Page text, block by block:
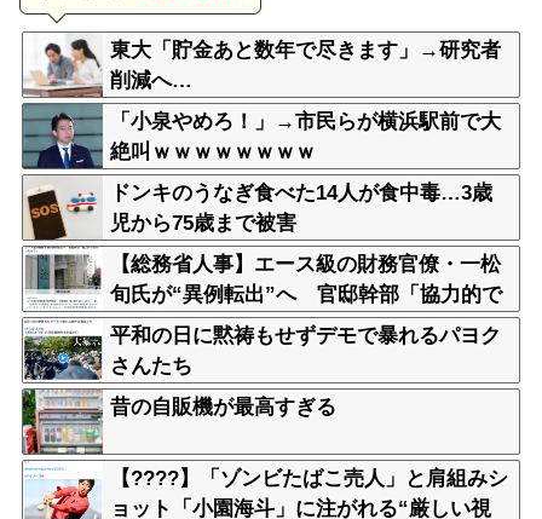
東大「貯金あと数年で尽きます」→研究者
削減へ…
「小泉やめろ！」→市民らが横浜駅前で大
絶叫ｗｗｗｗｗｗｗｗ
ドンキのうなぎ食べた14人が食中毒…3歳
児から75歳まで被害
【総務省人事】エース級の財務官僚・一松
旬氏が“異例転出”へ 官邸幹部「協力的で
なかったから」
平和の日に黙祷もせずデモで暴れるパヨク
さんたち
昔の自販機が最高すぎる
【????】「ゾンビたばこ売人」と肩組みシ
ョット「小園海斗」に注がれる“厳しい視